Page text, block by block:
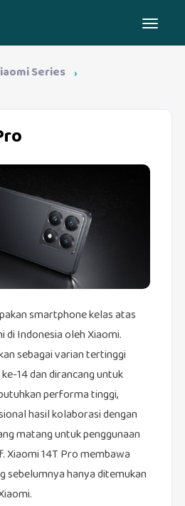
Series
smartphone kelas atas
di Indonesia oleh Xiaomi.
sebagai varian tertinggi
14 dan dirancang untuk
performa tinggi,
hasil kolaborasi dengan
matang untuk penggunaan
Xiaomi 14T Pro membawa
sebelumnya hanya ditemukan